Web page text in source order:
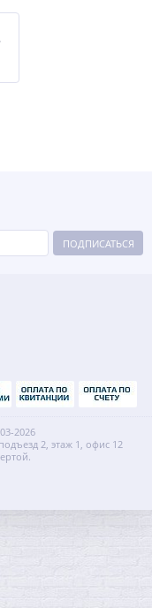
ПОДПИСАТЬСЯ
2026
2, этаж 1, офис 12